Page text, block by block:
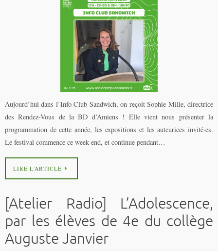
Aujourd’hui dans l’Info Club Sandwich, on reçoit Sophie Mille, directrice
des Rendez-Vous de la BD d’Amiens ! Elle vient nous présenter la
programmation de cette année, les expositions et les auteurices invité·es.
Le festival commence ce week-end, et continue pendant…
LIRE L’ARTICLE
[Atelier Radio] L’Adolescence,
par les élèves de 4e du collège
Auguste Janvier